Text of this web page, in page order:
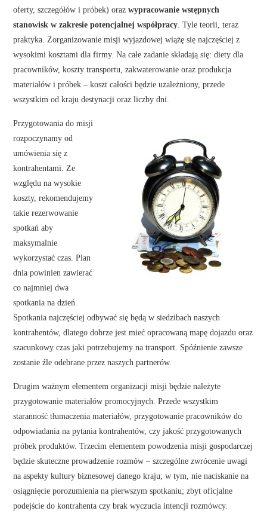
oferty, szczegółów i próbek) orazwypracowanie wstępnych
stanowisk w zakresie potencjalnej współpracy . Tyle teorii, teraz
praktyka. Zorganizowanie misji wyjazdowej wiążę się najczęściej z
wysokimi kosztami dla firmy. Na całe zadanie składają się: diety dla
pracowników, koszty transportu, zakwaterowanie oraz produkcja
materiałów i próbek – koszt całości będzie uzależniony, przede
wszystkim od kraju destynacji oraz liczby dni.
Przygotowania do misji
rozpoczynamy od
umówienia się z
kontrahentami. Ze
względu na wysokie
koszty, rekomendujemy
takie rezerwowanie
spotkań aby
maksymalnie
wykorzystać czas. Plan
dnia powinien zawierać
co najmniej dwa
spotkania na dzień.
Spotkania najczęściej odbywać się będą w siedzibach naszych
kontrahentów, dlatego dobrze jest mieć opracowaną mapę dojazdu oraz
szacunkowy czas jaki potrzebujemy na transport. Spóźnienie zawsze
zostanie źle odebrane przez naszych partnerów.
Drugim ważnym elementem organizacji misji będzie należyte
przygotowanie materiałów promocyjnych. Przede wszystkim
staranność tłumaczenia materiałów, przygotowanie pracowników do
odpowiadania na pytania kontrahentów, czy jakość przygotowanych
próbek produktów. Trzecim elementem powodzenia misji gospodarczej
będzie skuteczne prowadzenie rozmów – szczególne zwrócenie uwagi
na aspekty kultury biznesowej danego kraju; w tym, nie naciskanie na
osiągnięcie porozumienia na pierwszym spotkaniu; zbyt oficjalne
podejście do kontrahenta czy brak wyczucia intencji rozmówcy.